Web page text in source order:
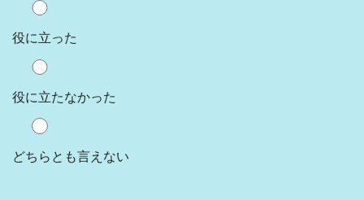
役に立った
役に立たなかった
どちらとも言えない